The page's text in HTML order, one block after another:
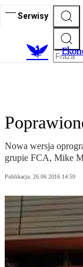
Serwisy
Nowa wersja
grupie FCA, Mike
Publikacja: 26.06.2016 14:59